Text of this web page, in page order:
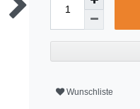
Wunschliste